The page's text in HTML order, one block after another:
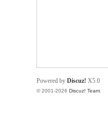
Powered by Discuz! X5.0
© 2001-2026 Discuz! Team